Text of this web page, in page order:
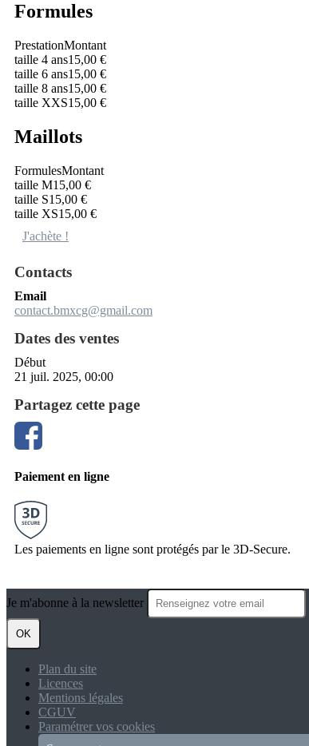
Formules
PrestationMontant
taille 4 ans15,00 €
taille 6 ans15,00 €
taille 8 ans15,00 €
taille XXS15,00 €
Maillots
FormulesMontant
taille M15,00 €
taille S15,00 €
taille XS15,00 €
J'achète !
Contacts
Email
contact.bmxcg@gmail.com
Dates des ventes
Début
21 juil. 2025, 00:00
Partagez cette page
Paiement en ligne
Les paiements en ligne sont protégés par le 3D-Secure.
Je m'abonne à la newsletter
OK
Plan du site
Licences
Mentions légales
CGUV
Paramétrer vos cookies